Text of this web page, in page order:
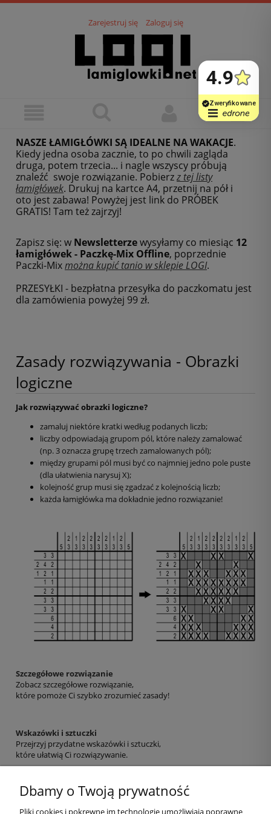
Zarejestruj się Zaloguj się
NASZE ŁAMIGŁÓWKI SĄ IDEALNE NA WAKACJE.
Kiedy jedna osoba zacznie, to po chwili zagląda
druga, potem trzecia... i nagle wszyscy próbują
znaleźć swoje rozwiązanie. Pobierzz tej listy
łamigłówek. Drukuj na kartce A4, przetnij na pół i
oto jest zabawa! Powyżej jest link do PRÓBEK
GRATIS! Tam też zajrzyj!
Zapisz się: w Newsletterzewysyłamy co miesiąc 12
łamigłówek - Paczkę-Mix Offline, poprzednie
Paczki-Mixmożna kupić tanio w sklepie LOGI.
PRZESYŁKI - bezpłatna przesyłka do paczkomatu jest
dla zamówienia powyżej 99 zł.
Zasady rozwiązywania - Obrazki
logiczne
Jak rozwiązywać obrazki logiczne?
zamaluj niektóre kratki według podanych liczb;
liczby odpowiadają grupom pól, które należy zamalować
(np. 3 oznacza grupę trzech zamalowanych pól);
między grupami pól musi być co najmniej jedno pole puste
(dla ułatwienia narysuj X);
kolejność grup musi się zgadzać z kolejnością liczb;
każda łamigłówka ma dokładnie jedno rozwiązanie!
Szczegółowe rozwiązanie
Zobacz szczegółowe rozwiązanie,
które pomoże Ci szybko zrozumieć zasady!
Wskazówki i sztuczki
Przejrzyj przydatne wskazówki i sztuczki,
które ułatwią Ci rozwiązywanie.
Dbamy o Twoją prywatność
Pliki cookies i pokrewne im technologie umożliwiają poprawne